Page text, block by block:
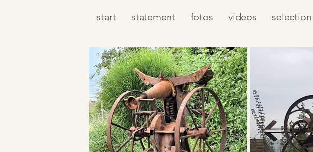
start statement fotos videos selection